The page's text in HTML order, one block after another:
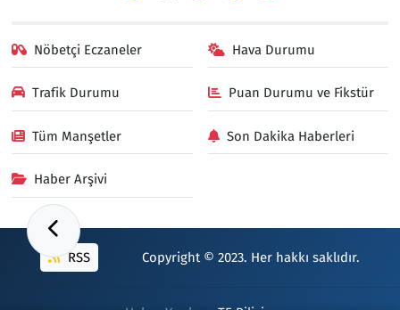
Nöbetçi Eczaneler Hava Durumu
Trafik Durumu Puan Durumu ve Fikstür
Tüm Manşetler Son Dakika Haberleri
Haber Arşivi
RSS Copyright © 2023. Her hakkı saklıdır.